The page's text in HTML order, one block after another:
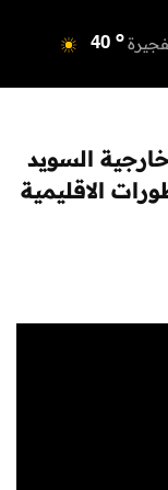
40 o
o
o
السويد
الاقليمية